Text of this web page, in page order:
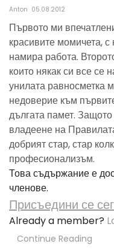
Anton 05.08.2012
Първото ми
красивите момичета,
намира работа.
които някак си все се
унилата равносметка
недоверие към
дългата памет.
владеене на
добрият стар, стар
професионализъм.
Това съдържание е
членове.
Присъедини се
Already a member?
Continue Reading